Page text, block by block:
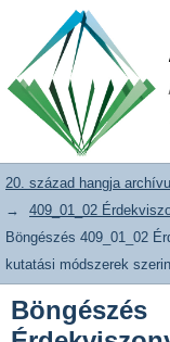
Böngészés
a
módszerek
20. század hangja
20. század hangja
→
409_01_02
Böngészés 409_01_02
kutatási módszerek